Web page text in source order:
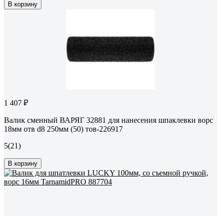
В корзину
1 407 ₽
Валик сменный ВАРЯГ 32881 для нанесения шпаклевки ворс
18мм отв d8 250мм (50) тов-226917
5(21)
В корзину